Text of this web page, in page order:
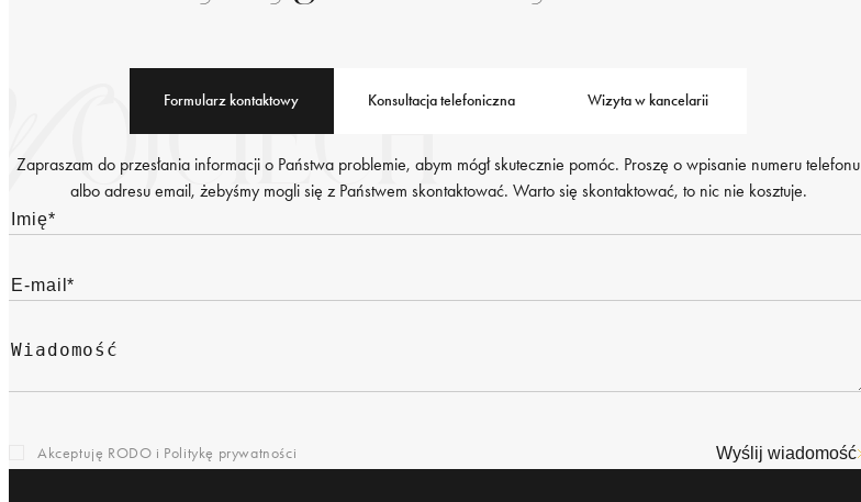
Formularz kontaktowy Konsultacja telefoniczna Wizyta w kancelarii
Zapraszam do przesłania informacji o Państwa problemie, abym mógł skutecznie pomóc. Proszę o wpisanie numeru telefonu
albo adresu email, żebyśmy mogli się z Państwem skontaktować. Warto się skontaktować, to nic nie kosztuje.
Akceptuję RODO i Politykę prywatności Wyślij wiadomość